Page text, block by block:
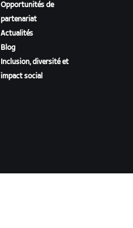
Opportunités de
partenariat
Actualités
Blog
Inclusion, diversité et
impact social